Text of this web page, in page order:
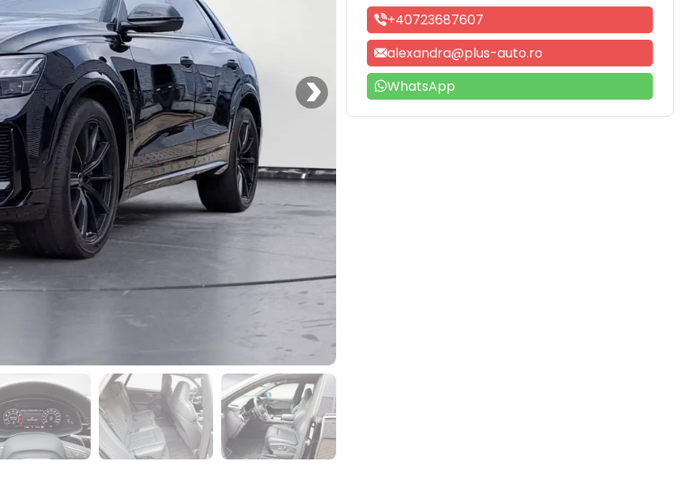
+40723687607
alexandra@plus-auto.ro
WhatsApp